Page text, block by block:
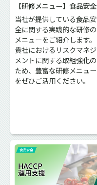
【研修メニュー】食品安全
当社が提供している食品安
全に関する実践的な研修の
メニューをご紹介します。
貴社におけるリスクマネジ
メントに関する取組強化の
ため、豊富な研修メニュー
をぜひご活用ください。